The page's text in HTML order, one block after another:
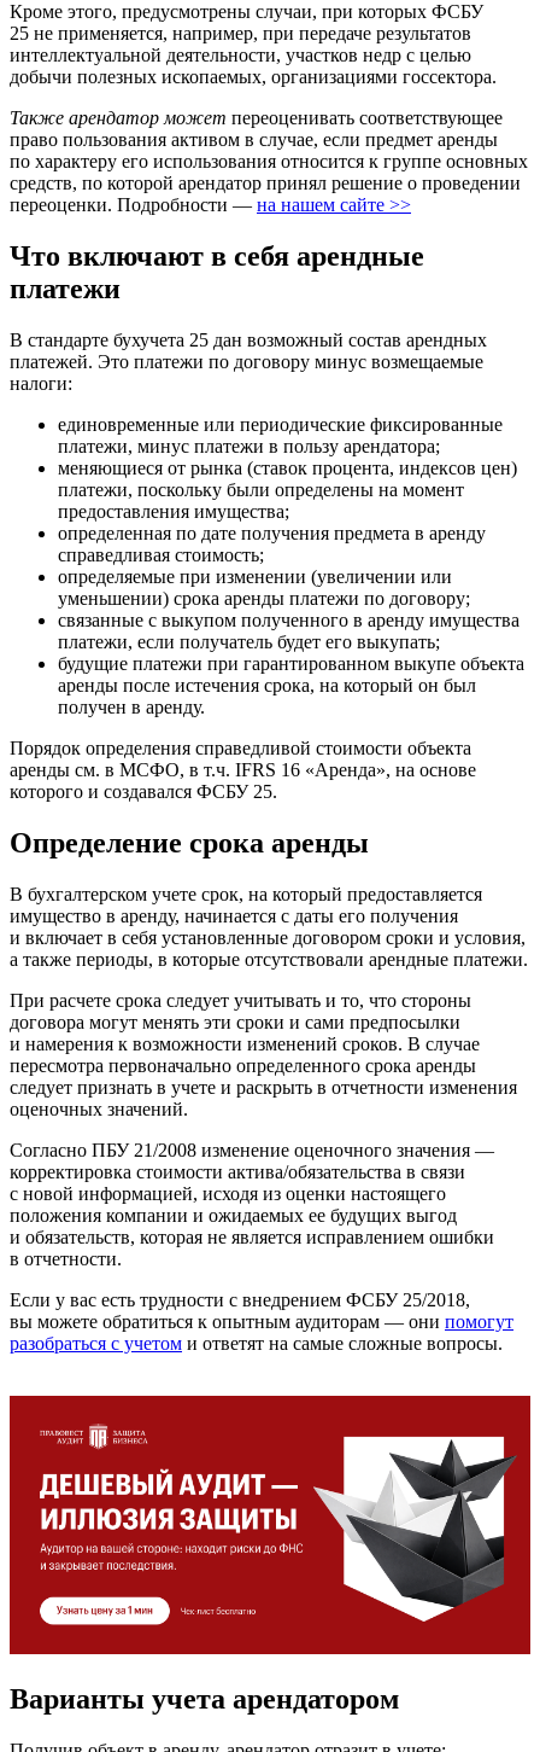
Кроме этого, предусмотрены случаи, при которых ФСБУ
25 не применяется, например, при передаче результатов
интеллектуальной деятельности, участков недр с целью
добычи полезных ископаемых, организациями госсектора.
Также арендатор может переоценивать соответствующее
право пользования активом в случае, если предмет аренды
по характеру его использования относится к группе основных
средств, по которой арендатор принял решение о проведении
переоценки. Подробности — на нашем сайте >>
Что включают в себя арендные
платежи
В стандарте бухучета 25 дан возможный состав арендных
платежей. Это платежи по договору минус возмещаемые
налоги:
единовременные или периодические фиксированные
платежи, минус платежи в пользу арендатора;
меняющиеся от рынка (ставок процента, индексов цен)
платежи, поскольку были определены на момент
предоставления имущества;
определенная по дате получения предмета в аренду
справедливая стоимость;
определяемые при изменении (увеличении или
уменьшении) срока аренды платежи по договору;
связанные с выкупом полученного в аренду имущества
платежи, если получатель будет его выкупать;
будущие платежи при гарантированном выкупе объекта
аренды после истечения срока, на который он был
получен в аренду.
Порядок определения справедливой стоимости объекта
аренды см. в МСФО, в т.ч. IFRS 16 «Аренда», на основе
которого и создавался ФСБУ 25.
Определение срока аренды
В бухгалтерском учете срок, на который предоставляется
имущество в аренду, начинается с даты его получения
и включает в себя установленные договором сроки и условия,
а также периоды, в которые отсутствовали арендные платежи.
При расчете срока следует учитывать и то, что стороны
договора могут менять эти сроки и сами предпосылки
и намерения к возможности изменений сроков. В случае
пересмотра первоначально определенного срока аренды
следует признать в учете и раскрыть в отчетности изменения
оценочных значений.
Согласно ПБУ 21/2008 изменение оценочного значения —
корректировка стоимости актива/обязательства в связи
с новой информацией, исходя из оценки настоящего
положения компании и ожидаемых ее будущих выгод
и обязательств, которая не является исправлением ошибки
в отчетности.
Если у вас есть трудности с внедрением ФСБУ 25/2018,
вы можете обратиться к опытным аудиторам — они помогут
разобраться с учетом и ответят на самые сложные вопросы.
Варианты учета арендатором